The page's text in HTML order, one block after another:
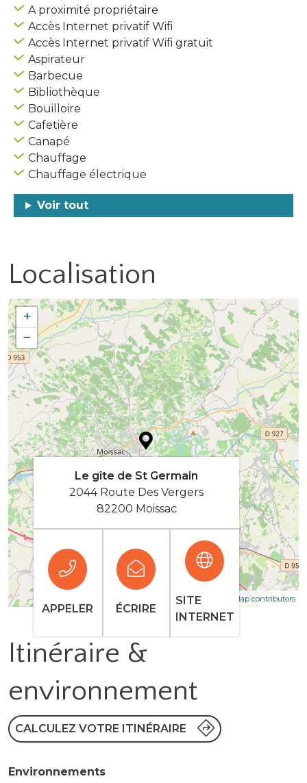
A proximité propriétaire
Accès Internet privatif Wifi
Accès Internet privatif Wifi gratuit
Aspirateur
Barbecue
Bibliothèque
Bouilloire
Cafetière
Canapé
Chauffage
Chauffage électrique
Voir tout
Localisation
+
−
| Map data ©OpenStreetMap contributors
Le gîte de St Germain
2044 Route Des Vergers
82200 Moissac
APPELER ÉCRIRE
SITE
INTERNET
Itinéraire &
environnement
CALCULEZ VOTRE ITINÉRAIRE
Environnements